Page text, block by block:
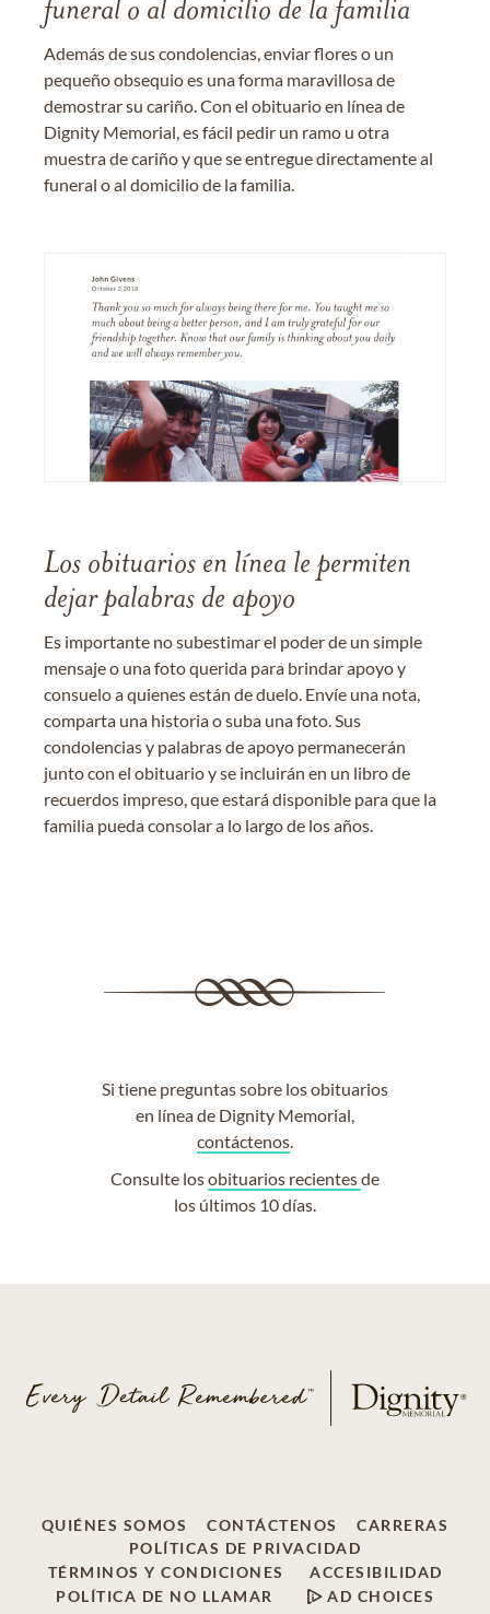
funeral o al domicilio de la familia
Además de sus condolencias, enviar flores o un
pequeño obsequio es una forma maravillosa de
demostrar su cariño. Con el obituario en línea de
Dignity Memorial, es fácil pedir un ramo u otra
muestra de cariño y que se entregue directamente al
funeral o al domicilio de la familia.
Los obituarios en línea le permiten
dejar palabras de apoyo
Es importante no subestimar el poder de un simple
mensaje o una foto querida para brindar apoyo y
consuelo a quienes están de duelo. Envíe una nota,
comparta una historia o suba una foto. Sus
condolencias y palabras de apoyo permanecerán
junto con el obituario y se incluirán en un libro de
recuerdos impreso, que estará disponible para que la
familia pueda consolar a lo largo de los años.
Si tiene preguntas sobre los obituarios
en línea de Dignity Memorial,
contáctenos.
Consulte losobituarios recientesde
los últimos 10 días.
QUIÉNES SOMOS CONTÁCTENOS
CARRERAS
POLÍTICAS DE PRIVACIDAD
TÉRMINOS Y CONDICIONES
ACCESIBILIDAD
POLÍTICA DE NO LLAMAR
AD CHOICES